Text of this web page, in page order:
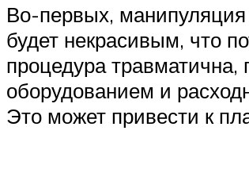
Во-первых,
будет некрасивым, что
процедура
оборудованием и
Это может привести к